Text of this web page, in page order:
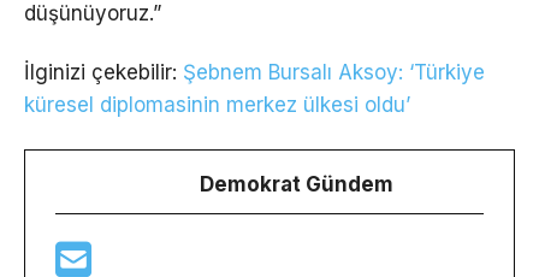
düşünüyoruz.”
İlginizi çekebilir: Şebnem Bursalı Aksoy: ‘Türkiye
küresel diplomasinin merkez ülkesi oldu’
Demokrat Gündem